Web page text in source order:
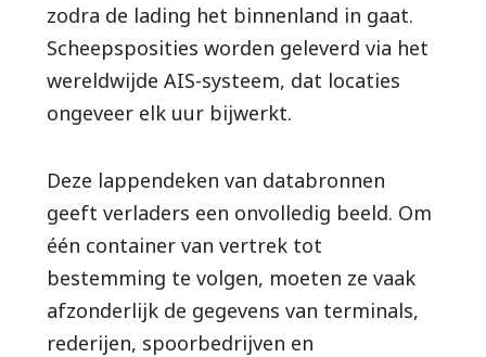
zodra de lading het binnenland in gaat.
Scheepsposities worden geleverd via het
wereldwijde AIS-systeem, dat locaties
ongeveer elk uur bijwerkt.
Deze lappendeken van databronnen
geeft verladers een onvolledig beeld. Om
één container van vertrek tot
bestemming te volgen, moeten ze vaak
afzonderlijk de gegevens van terminals,
rederijen, spoorbedrijven en